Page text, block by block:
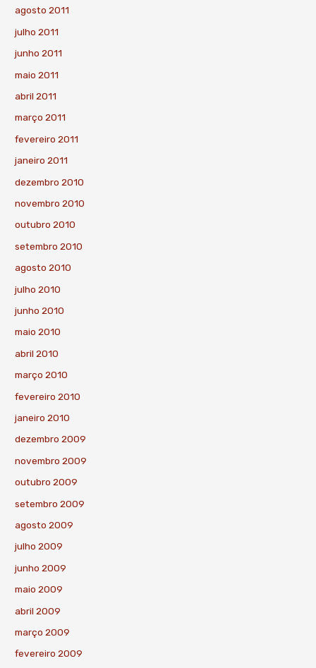
agosto 2011
julho 2011
junho 2011
maio 2011
abril 2011
março 2011
fevereiro 2011
janeiro 2011
dezembro 2010
novembro 2010
outubro 2010
setembro 2010
agosto 2010
julho 2010
junho 2010
maio 2010
abril 2010
março 2010
fevereiro 2010
janeiro 2010
dezembro 2009
novembro 2009
outubro 2009
setembro 2009
agosto 2009
julho 2009
junho 2009
maio 2009
abril 2009
março 2009
fevereiro 2009